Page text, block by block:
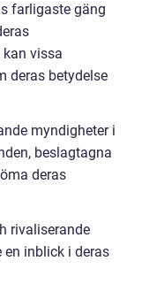
farligaste gäng
vissa
deras betydelse
myndigheter i
beslagtagna
deras
rivaliserande
en inblick i deras